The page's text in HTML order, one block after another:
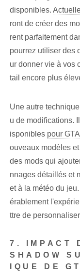
disponibles.
ront de créer des
rent parfaitement
pourrez utiliser des
ur donner vie à vos
tail encore plus
Une autre
u de modifications.
isponibles pour
ouveaux modèles
des mods qui
nnages détaillés et
et à la météo du
érablement
ttre de
7. IMPACT
SHADOW
IQUE DE